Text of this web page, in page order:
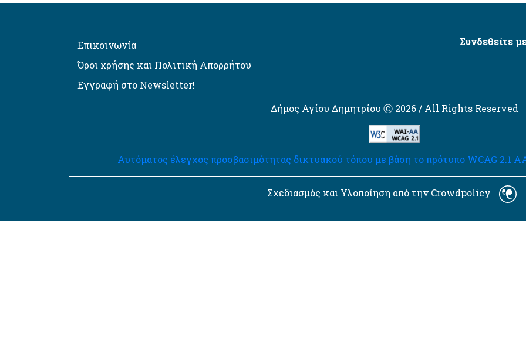
Επικοινωνία
Όροι χρήσης και Πολιτική Απορρήτου
Εγγραφή στο Newsletter!
Συνδεθείτε
Δήμος Αγίου Δημητρίου Ⓒ 2026 / All Rights Reserved
Αυτόματος έλεγχος προσβασιμότητας δικτυακού τόπου με βάση το πρότυπο WCAG 2.1
Σχεδιασμός και Υλοποίηση από την Crowdpolicy